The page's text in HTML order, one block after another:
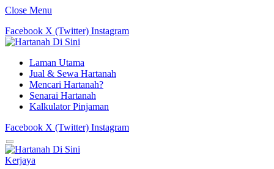
Close Menu
Facebook X (Twitter) Instagram
Laman Utama
Jual & Sewa Hartanah
Mencari Hartanah?
Senarai Hartanah
Kalkulator Pinjaman
Facebook X (Twitter) Instagram
Kerjaya